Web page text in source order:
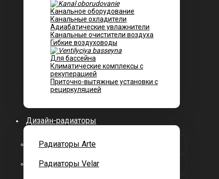
Канальное оборудование
Канальные охладители
Адиабатические увлажнители
Канальные очистители воздуха
Гибкие воздуховоды
Для бассейна
Климатические комплексы с
рекуперацией
Приточно-вытяжные установки с
рециркуляцией
Дизайн-радиаторы
Радиаторы Arte
Радиаторы Velar